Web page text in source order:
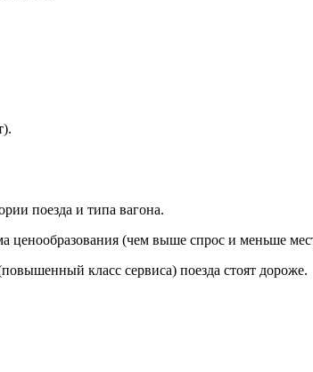
поезда и типа вагона.
ценообразования (чем выше спрос и меньше
класс сервиса) поезда стоят дороже.